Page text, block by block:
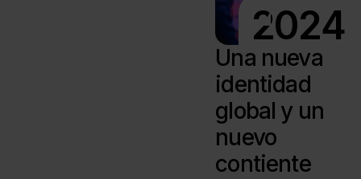
Una nueva
identidad
global y un
nuevo
contiente
2024